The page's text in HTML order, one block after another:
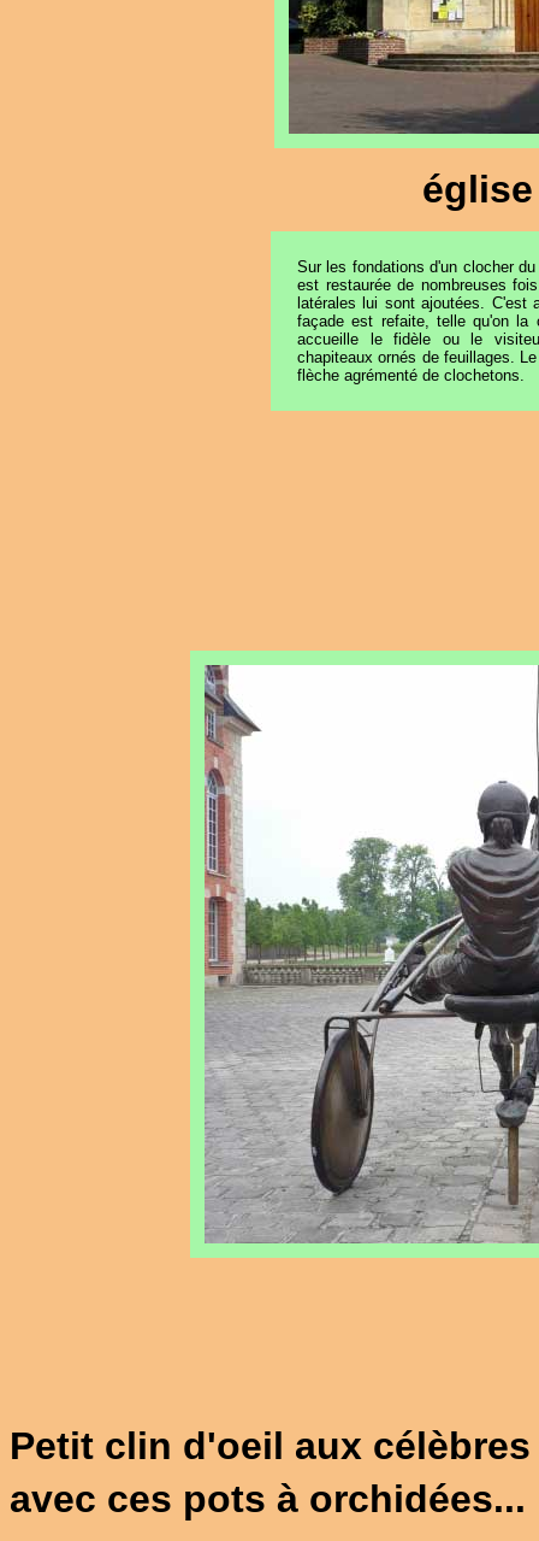
Sur les fondations d'un clocher
est restaurée de nombreuses
latérales lui sont ajoutées.
façade est refaite, telle qu'on la
accueille le fidèle ou le
chapiteaux ornés de feuillages.
flèche agrémenté de clochetons.
Petit clin d'oeil aux
avec ces pots à orchidées...